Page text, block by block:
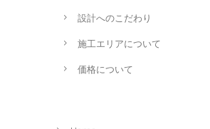
設計へのこだわり
施工エリアについて
価格について